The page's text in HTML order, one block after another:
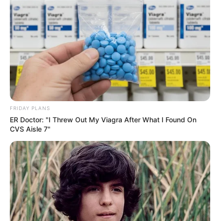
kézmosást, ha újszülött közelébe kerül. A
statisztika szerint neked is lehet herpesz vírus a
testedben, anélkül, hogy tudnál róla.”
FRIDAY PLANS
ER Doctor: "I Threw Out My Viagra After What I Found On
CVS Aisle 7"